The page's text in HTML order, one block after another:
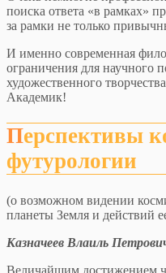
поиска ответа «в рамках»
за рамки не только
И именно современная
ограничения для научного
художественного
Академик!
Перспективы космопланетарной
футурологии
(о возможном видении
планеты Земля и действий
Казначеев Влаиль
Величайшим достижением